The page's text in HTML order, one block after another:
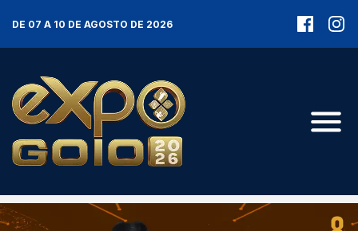
DE 07 A 10 DE AGOSTO DE 2026